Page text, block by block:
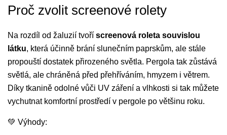
Proč zvolit screenové rolety
Na rozdíl od žaluzií tvoří screenová roleta souvislou
látku, která účinně brání slunečním paprskům, ale stále
propouští dostatek přirozeného světla. Pergola tak zůstává
světlá, ale chráněná před přehříváním, hmyzem i větrem.
Díky tkanině odolné vůči UV záření a vlhkosti si tak můžete
vychutnat komfortní prostředí v pergole po většinu roku.
💚 Výhody: